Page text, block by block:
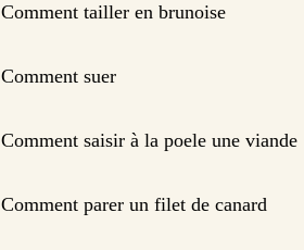
Comment tailler en brunoise
Comment suer
Comment saisir à la poele une viande
Comment parer un filet de canard